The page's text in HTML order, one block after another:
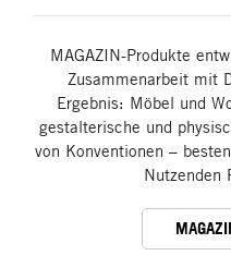
MAGAZIN-Produkte
Zusammenarbeit mit
Ergebnis: Möbel und
gestalterische und
von Konventionen –
Nutzenden